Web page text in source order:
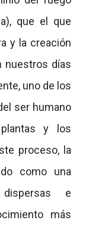
que el que
y la creación
nuestros días
uno de los
ser humano
y los
proceso, la
como una
e
más